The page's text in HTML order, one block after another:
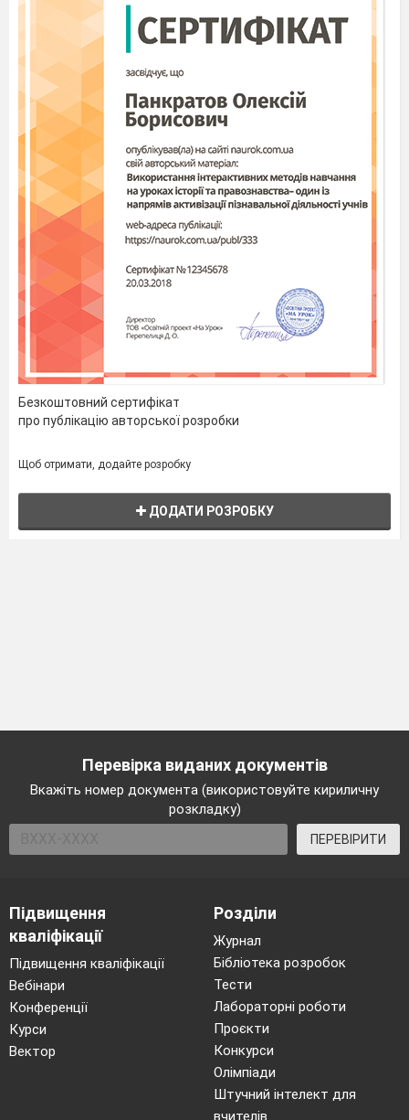
Безкоштовний сертифікат
про публікацію авторської розробки
Щоб отримати, додайте розробку
ДОДАТИ РОЗРОБКУ
Перевірка виданих документів
Вкажіть номер документа (використовуйте кириличну
розкладку)
ПЕРЕВІРИТИ
Підвищення
кваліфікації
Підвищення кваліфікації
Вебінари
Конференції
Курси
Вектор
Розділи
Журнал
Бібліотека розробок
Тести
Лабораторні роботи
Проєкти
Конкурси
Олімпіади
Штучний інтелект для